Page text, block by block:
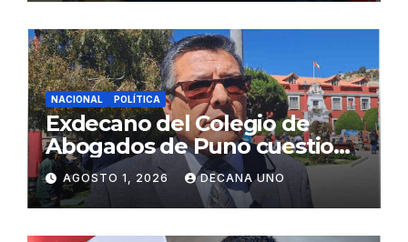
NACIONAL POLÍTICA
Exdecano del Colegio de
Abogados de Puno cuestiona
propuestas sobre seguridad
ciudadana
AGOSTO 1, 2026 DECANA UNO